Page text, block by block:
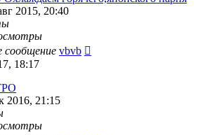
2015, 20:40
сообщение vbvb
18:17
2016, 21:15